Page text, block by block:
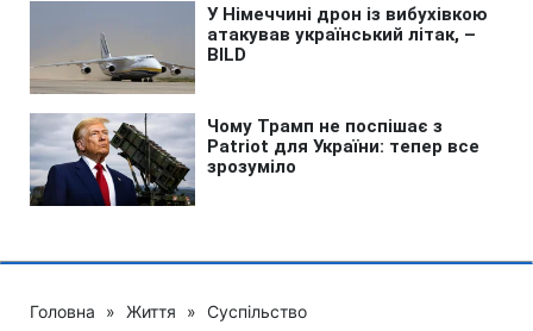
Головна » Життя » Суспільство